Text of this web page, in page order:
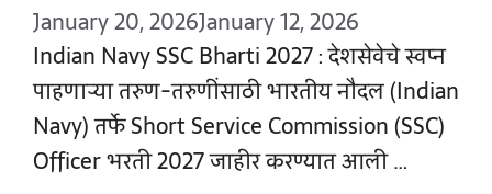
January 20, 2026January 12, 2026
Indian Navy SSC Bharti 2027 : देशसेवेचे स्वप्न
पाहणाऱ्या तरुण-तरुणींसाठी भारतीय नौदल (Indian
Navy) तर्फे Short Service Commission (SSC)
Officer भरती 2027 जाहीर करण्यात आली …